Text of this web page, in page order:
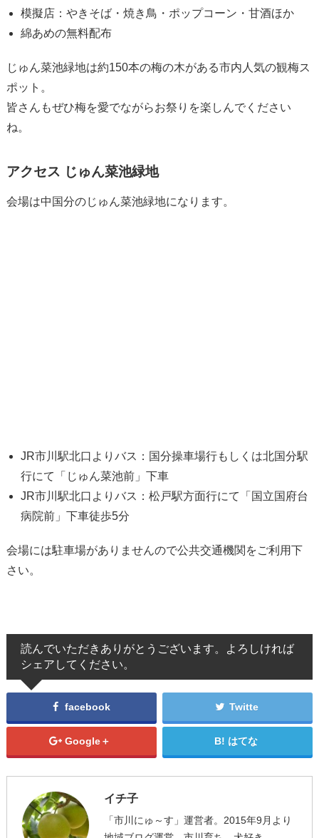
模擬店：やきそば・焼き鳥・ポップコーン・甘酒ほか
綿あめの無料配布
じゅん菜池緑地は約150本の梅の木がある市内人気の観梅ス
ポット。
皆さんもぜひ梅を愛でながらお祭りを楽しんでください
ね。
アクセス じゅん菜池緑地
会場は中国分のじゅん菜池緑地になります。
JR市川駅北口よりバス：国分操車場行もしくは北国分駅
行にて「じゅん菜池前」下車
JR市川駅北口よりバス：松戸駅方面行にて「国立国府台
病院前」下車徒歩5分
会場には駐車場がありませんので公共交通機関をご利用下
さい。
読んでいただきありがとうございます。よろしければ
シェアしてください。
facebook Twitte
Google＋ はてな
イチ子
「市川にゅ～す」運営者。2015年9月より